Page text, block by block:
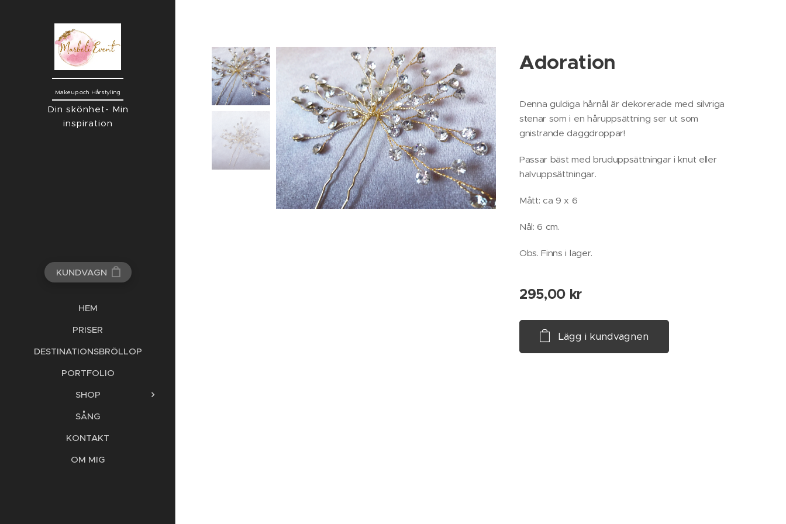
Makeup och Hårstyling
Din skönhet- Min
inspiration
KUNDVAGN
HEM
PRISER
DESTINATIONSBRÖLLOP
PORTFOLIO
SHOP
SÅNG
KONTAKT
OM MIG
Adoration
Denna guldiga hårnål är dekorerade med silvriga
stenar som i en håruppsättning ser ut som
gnistrande daggdroppar!
Passar bäst med bruduppsättningar i knut eller
halvuppsättningar.
Mått: ca 9 x 6
Nål: 6 cm.
Obs. Finns i lager.
295,00 kr
Lägg i kundvagnen